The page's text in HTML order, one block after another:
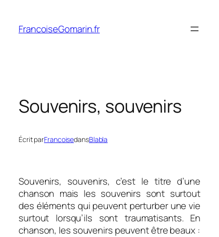
contenu
FrancoiseGomarin.fr
Souvenirs, souvenirs
Écrit parFrancoisedansBlabla
Souvenirs, souvenirs, c’est le titre d’une
chanson mais les souvenirs sont surtout
des éléments qui peuvent perturber une vie
surtout lorsqu’ils sont traumatisants. En
chanson, les souvenirs peuvent être beaux :